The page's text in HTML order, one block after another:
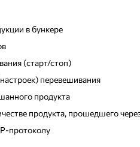
в бункере
(старт/стоп)
перевешивания
продукта
продукта, прошедшего
протоколу